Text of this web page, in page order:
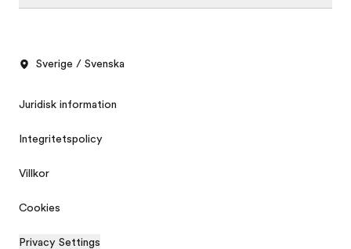
Sverige / Svenska
Juridisk information
Integritetspolicy
Villkor
Cookies
Privacy Settings